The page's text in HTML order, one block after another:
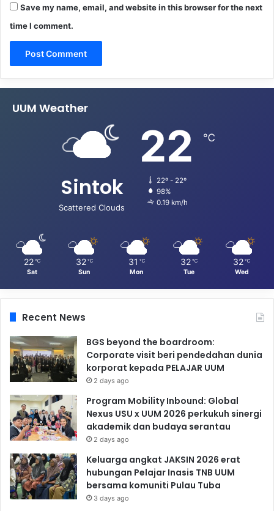
Save my name, email, and website in this browser for the next
time I comment.
UUM Weather
Sintok
Scattered Clouds
22 ℃
22º - 22º
98%
0.19 km/h
22 ℃
Sat
32 ℃
Sun
31 ℃
Mon
32 ℃
Tue
32 ℃
Wed
Recent News
BGS beyond the boardroom:
Corporate visit beri pendedahan dunia
korporat kepada PELAJAR UUM
2 days ago
Program Mobility Inbound: Global
Nexus USU x UUM 2026 perkukuh sinergi
akademik dan budaya serantau
2 days ago
Keluarga angkat JAKSIN 2026 erat
hubungan Pelajar Inasis TNB UUM
bersama komuniti Pulau Tuba
3 days ago